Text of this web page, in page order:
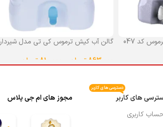
گالن آب کیش ترموس کی تی مدل شیردار
863,000 تومان 810,000 تومان
های کاربر
دسترسی های کاربر
کاربری
مجوز های ام جی پلاس